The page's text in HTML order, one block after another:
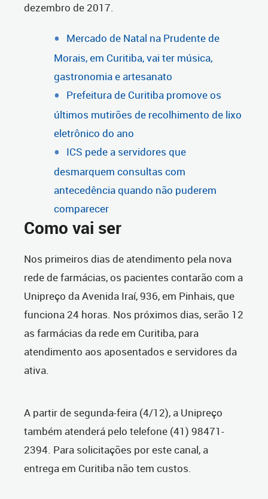
dezembro de 2017.
Mercado de Natal na Prudente de
Morais, em Curitiba, vai ter música,
gastronomia e artesanato
Prefeitura de Curitiba promove os
últimos mutirões de recolhimento de lixo
eletrônico do ano
ICS pede a servidores que
desmarquem consultas com
antecedência quando não puderem
comparecer
Como vai ser
Nos primeiros dias de atendimento pela nova
rede de farmácias, os pacientes contarão com a
Unipreço da Avenida Iraí, 936, em Pinhais, que
funciona 24 horas. Nos próximos dias, serão 12
as farmácias da rede em Curitiba, para
atendimento aos aposentados e servidores da
ativa.
A partir de segunda-feira (4/12), a Unipreço
também atenderá pelo telefone (41) 98471-
2394. Para solicitações por este canal, a
entrega em Curitiba não tem custos.